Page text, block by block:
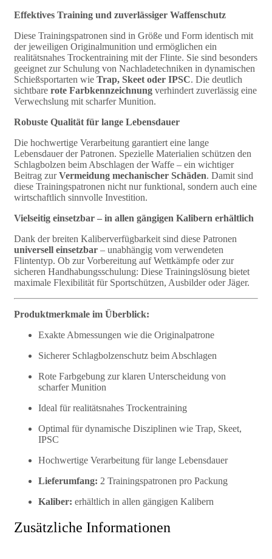
Effektives Training und zuverlässiger Waffenschutz
Diese Trainingspatronen sind in Größe und Form identisch mit
der jeweiligen Originalmunition und ermöglichen ein
realitätsnahes Trockentraining mit der Flinte. Sie sind besonders
geeignet zur Schulung von Nachladetechniken in dynamischen
Schießsportarten wie Trap, Skeet oder IPSC. Die deutlich
sichtbare rote Farbkennzeichnung verhindert zuverlässig eine
Verwechslung mit scharfer Munition.
Robuste Qualität für lange Lebensdauer
Die hochwertige Verarbeitung garantiert eine lange
Lebensdauer der Patronen. Spezielle Materialien schützen den
Schlagbolzen beim Abschlagen der Waffe – ein wichtiger
Beitrag zurVermeidung mechanischer Schäden. Damit sind
diese Trainingspatronen nicht nur funktional, sondern auch eine
wirtschaftlich sinnvolle Investition.
Vielseitig einsetzbar – in allen gängigen Kalibern erhältlich
Dank der breiten Kaliberverfügbarkeit sind diese Patronen
universell einsetzbar – unabhängig vom verwendeten
Flintentyp. Ob zur Vorbereitung auf Wettkämpfe oder zur
sicheren Handhabungsschulung: Diese Trainingslösung bietet
maximale Flexibilität für Sportschützen, Ausbilder oder Jäger.
Produktmerkmale im Überblick:
Exakte Abmessungen wie die Originalpatrone
Sicherer Schlagbolzenschutz beim Abschlagen
Rote Farbgebung zur klaren Unterscheidung von
scharfer Munition
Ideal für realitätsnahes Trockentraining
Optimal für dynamische Disziplinen wie Trap, Skeet,
IPSC
Hochwertige Verarbeitung für lange Lebensdauer
Lieferumfang: 2 Trainingspatronen pro Packung
Kaliber: erhältlich in allen gängigen Kalibern
Zusätzliche Informationen